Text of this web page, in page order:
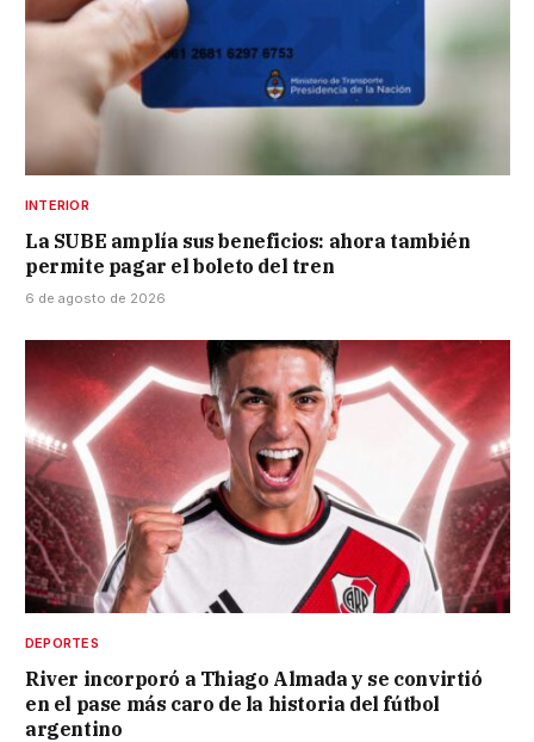
INTERIOR
La SUBE amplía sus beneficios: ahora también
permite pagar el boleto del tren
6 de agosto de 2026
DEPORTES
River incorporó a Thiago Almada y se convirtió
en el pase más caro de la historia del fútbol
argentino